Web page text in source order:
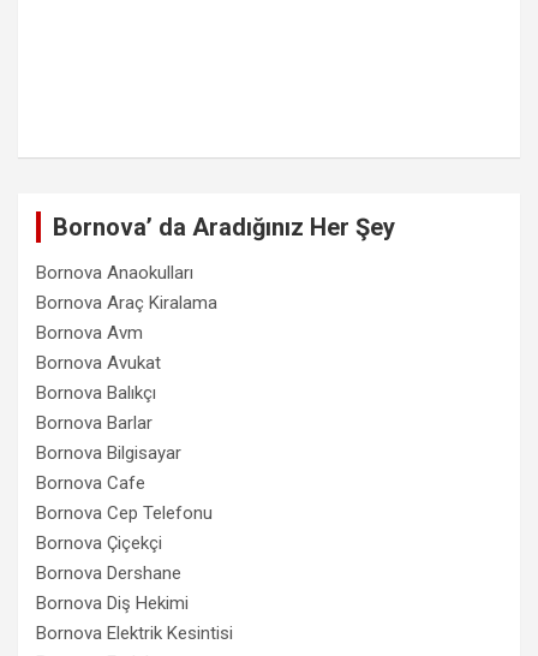
Bornova’ da Aradığınız Her Şey
Bornova Anaokulları
Bornova Araç Kiralama
Bornova Avm
Bornova Avukat
Bornova Balıkçı
Bornova Barlar
Bornova Bilgisayar
Bornova Cafe
Bornova Cep Telefonu
Bornova Çiçekçi
Bornova Dershane
Bornova Diş Hekimi
Bornova Elektrik Kesintisi